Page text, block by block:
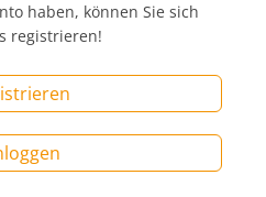
haben, können Sie sich
registrieren!